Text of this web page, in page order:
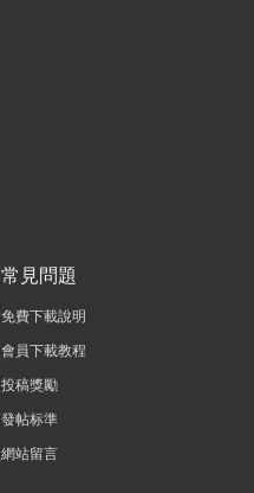
常見問題
免費下載說明
會員下載教程
投稿獎勵
發帖标準
網站留言